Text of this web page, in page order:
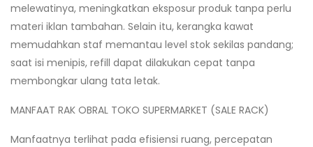
melewatinya, meningkatkan eksposur produk tanpa perlu
materi iklan tambahan. Selain itu, kerangka kawat
memudahkan staf memantau level stok sekilas pandang;
saat isi menipis, refill dapat dilakukan cepat tanpa
membongkar ulang tata letak.
MANFAAT RAK OBRAL TOKO SUPERMARKET (SALE RACK)
Manfaatnya terlihat pada efisiensi ruang, percepatan